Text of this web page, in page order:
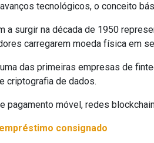
tecnológicos, o conceito
a surgir na década de 1950
carregarem moeda física em
das primeiras empresas de
criptografia de dados.
pagamento móvel, redes
consignado